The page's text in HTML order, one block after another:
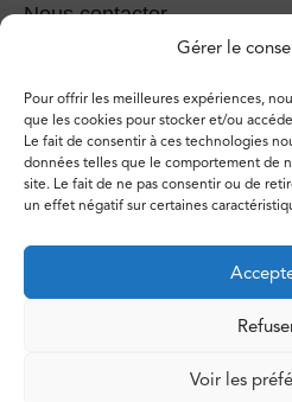
Gérer le
Pour offrir les meilleures expériences,
que les cookies pour stocker et/ou
Le fait de consentir à ces technologies
données telles que le comportement de
site. Le fait de ne pas consentir ou de
un effet négatif sur certaines
Voir les
Nous contacter
Vie privée